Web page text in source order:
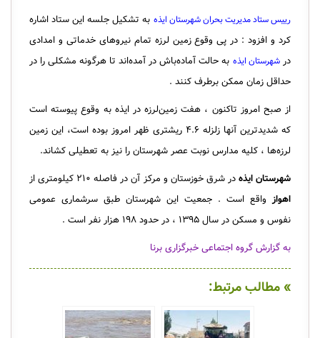
رییس ستاد مدیریت بحران شهرستان ایذه به تشکیل جلسه این ستاد اشاره
کرد و افزود : در پی وقوع زمین لرزه تمام نیروهای خدماتی و امدادی
درشهرستان ایذه به حالت آماده‌باش در آمده‌اند تا هرگونه مشکلی را در
حداقل زمان ممکن برطرف کنند .
از صبح امروز تاکنون ، هفت زمین‌لرزه در ایذه به وقوع پیوسته است
که شدیدترین آنها زلزله ۴.۶ ریشتری ظهر امروز بوده است، این زمین‌
لرزه‌ها ، کلیه مدارس نوبت عصر شهرستان را نیز به تعطیلی کشاند.
شهرستان ایذهدر شرق خوزستان و مرکز آن در فاصله ۲۱۰ کیلومتری از
اهوازواقع است . جمعیت این شهرستان طبق سرشماری عمومی
نفوس و مسکن در سال ۱۳۹۵ ، در حدود ۱۹۸ هزار نفر است .
به گزارش گروه اجتماعی خبرگزاری برنا
» مطالب مرتبط: